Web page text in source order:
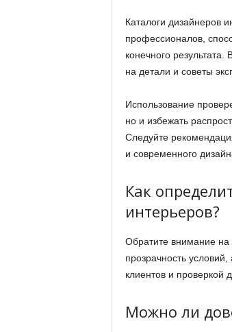
Каталоги дизайнеров
профессионалов,
конечного
на детали и советы
Использование
но и избежать
Следуйте
и современного
Как
интерьеров?
Обратите внимание на
прозрачность
клиентов и
Можно ли